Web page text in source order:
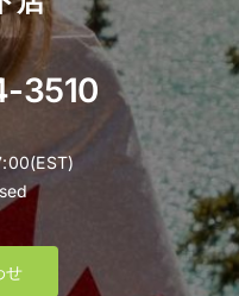
3510
せ